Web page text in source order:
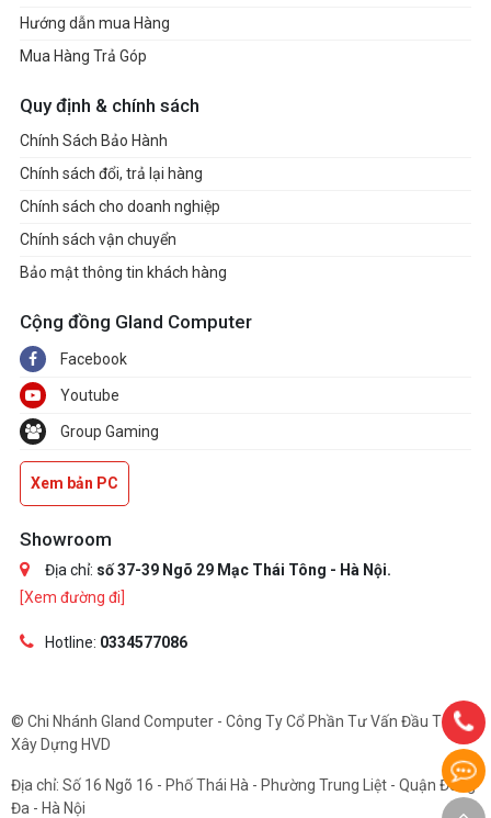
Hướng dẫn mua Hàng
Mua Hàng Trả Góp
Quy định & chính sách
Chính Sách Bảo Hành
Chính sách đổi, trả lại hàng
Chính sách cho doanh nghiệp
Chính sách vận chuyển
Bảo mật thông tin khách hàng
Cộng đồng Gland Computer
Facebook
Youtube
Group Gaming
Xem bản PC
Showroom
Địa chỉ: số 37-39 Ngõ 29 Mạc Thái Tông - Hà Nội.
[Xem đường đi]
Hotline: 0334577086
© Chi Nhánh Gland Computer - Công Ty Cổ Phần Tư Vấn Đầu Tư Và
Xây Dựng HVD
Địa chỉ: Số 16 Ngõ 16 - Phố Thái Hà - Phường Trung Liệt - Quận Đống
Đa - Hà Nội